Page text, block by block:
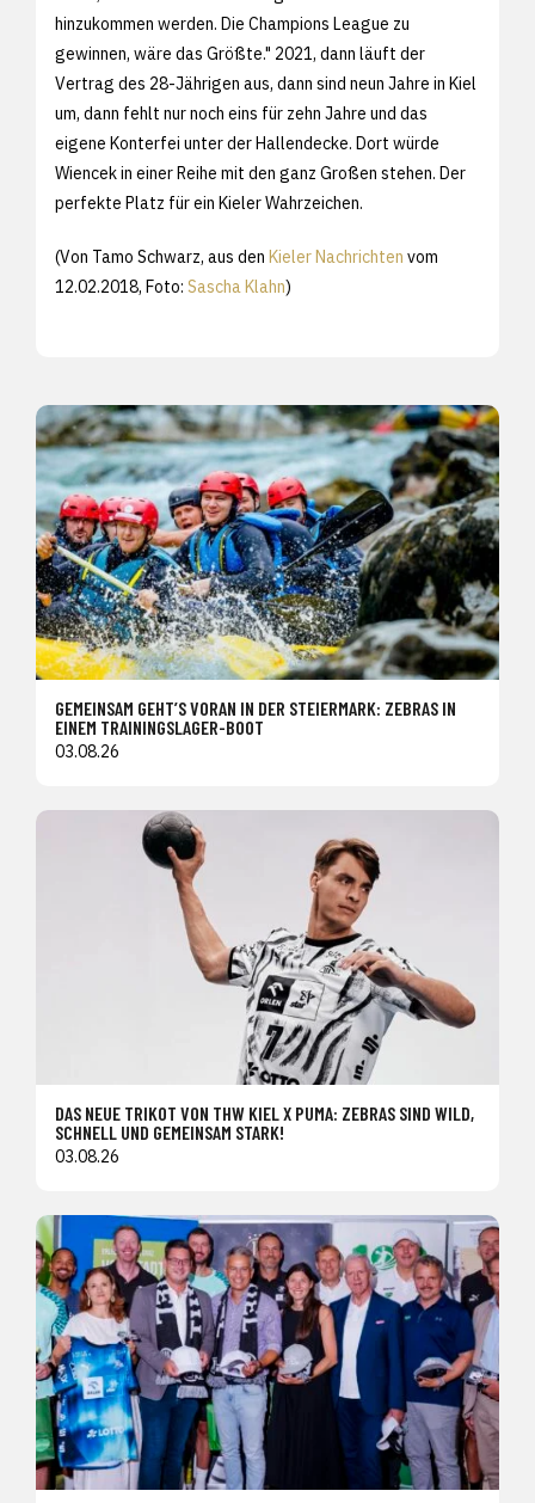
hinzukommen werden. Die Champions League zu
gewinnen, wäre das Größte." 2021, dann läuft der
Vertrag des 28-Jährigen aus, dann sind neun Jahre in Kiel
um, dann fehlt nur noch eins für zehn Jahre und das
eigene Konterfei unter der Hallendecke. Dort würde
Wiencek in einer Reihe mit den ganz Großen stehen. Der
perfekte Platz für ein Kieler Wahrzeichen.
(Von Tamo Schwarz, aus den Kieler Nachrichten vom
12.02.2018, Foto: Sascha Klahn)
GEMEINSAM GEHT’S VORAN IN DER STEIERMARK: ZEBRAS IN
EINEM TRAININGSLAGER-BOOT
03.08.26
DAS NEUE TRIKOT VON THW KIEL X PUMA: ZEBRAS SIND WILD,
SCHNELL UND GEMEINSAM STARK!
03.08.26